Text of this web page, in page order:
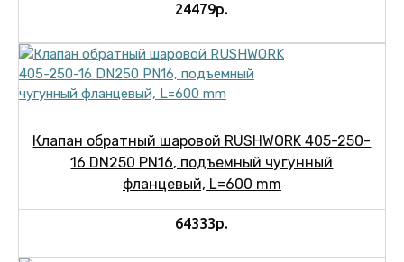
24479р.
Клапан обратный шаровой RUSHWORK 405-250-
16 DN250 PN16, подъемный чугунный
фланцевый, L=600 mm
64333р.